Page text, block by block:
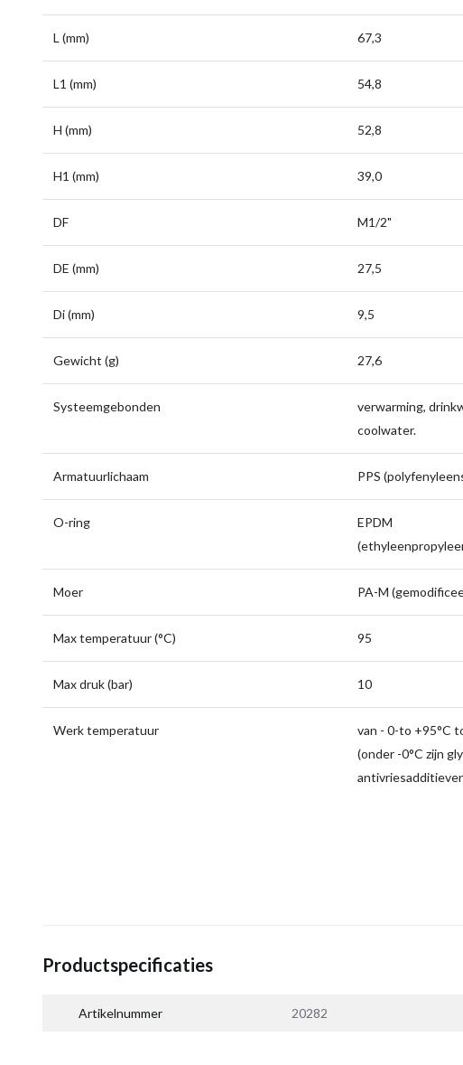
L (mm) 67,3
L1 (mm) 54,8
H (mm) 52,8
H1 (mm) 39,0
DF M1/2"
DE (mm) 27,5
Di (mm) 9,5
Gewicht (g) 27,6
Systeemgebonden
verwarming,
coolwater.
Armatuurlichaam PPS
O-ring
EPDM
Moer PA-M
Max temperatuur (°C) 95
Max druk (bar) 10
Werk temperatuur
van - 0-to +95°C
(onder -0°C zijn
Productspecificaties
Artikelnummer 20282